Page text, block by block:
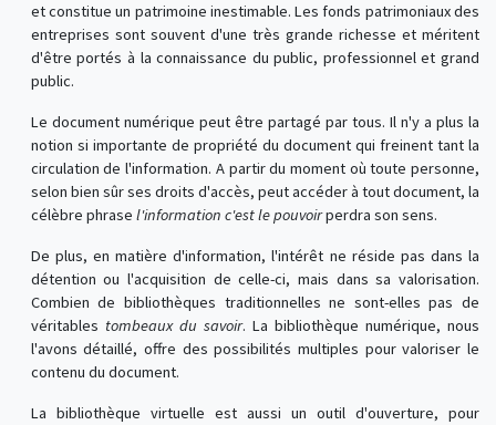
et constitue un patrimoine inestimable. Les fonds patrimoniaux des
entreprises sont souvent d'une très grande richesse et méritent
d'être portés à la connaissance du public, professionnel et grand
public.
Le document numérique peut être partagé par tous. Il n'y a plus la
notion si importante de propriété du document qui freinent tant la
circulation de l'information. A partir du moment où toute personne,
selon bien sûr ses droits d'accès, peut accéder à tout document, la
célèbre phrase l'information c'est le pouvoirperdra son sens.
De plus, en matière d'information, l'intérêt ne réside pas dans la
détention ou l'acquisition de celle-ci, mais dans sa valorisation.
Combien de bibliothèques traditionnelles ne sont-elles pas de
véritables tombeaux du savoir. La bibliothèque numérique, nous
l'avons détaillé, offre des possibilités multiples pour valoriser le
contenu du document.
La bibliothèque virtuelle est aussi un outil d'ouverture, pour